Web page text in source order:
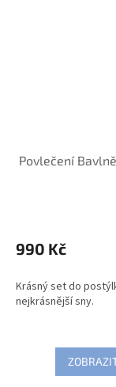
Povlečení
990 Kč
Krásný set do
nejkrásnější sny.